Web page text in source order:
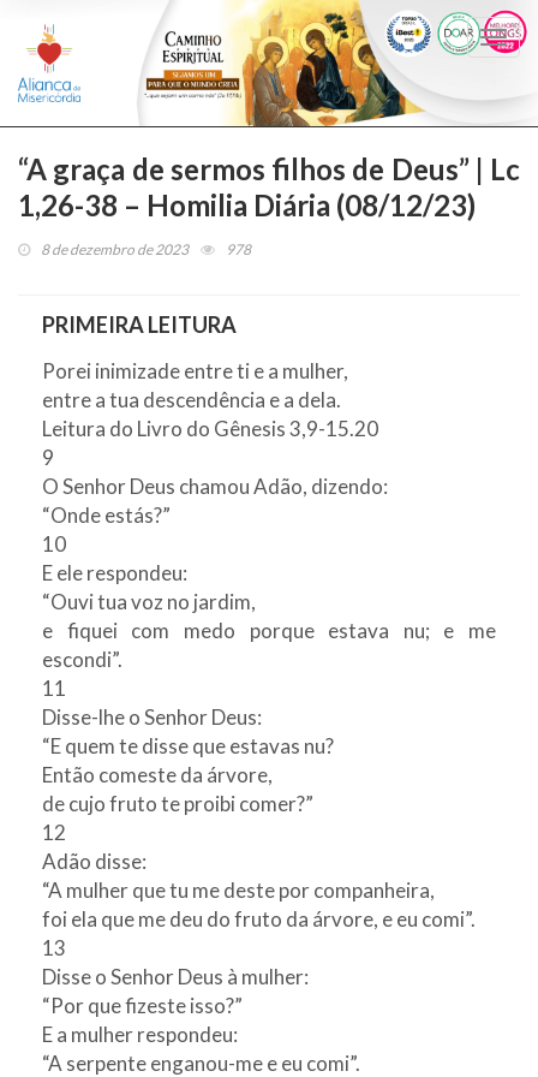
“A graça de sermos filhos de Deus” | Lc
1,26-38 – Homilia Diária (08/12/23)
8 de dezembro de 2023 978
PRIMEIRA LEITURA
Porei inimizade entre ti e a mulher,
entre a tua descendência e a dela.
Leitura do Livro do Gênesis 3,9-15.20
9
O Senhor Deus chamou Adão, dizendo:
“Onde estás?”
10
E ele respondeu:
“Ouvi tua voz no jardim,
e fiquei com medo porque estava nu; e me
escondi”.
11
Disse-lhe o Senhor Deus:
“E quem te disse que estavas nu?
Então comeste da árvore,
de cujo fruto te proibi comer?”
12
Adão disse:
“A mulher que tu me deste por companheira,
foi ela que me deu do fruto da árvore, e eu comi”.
13
Disse o Senhor Deus à mulher:
“Por que fizeste isso?”
E a mulher respondeu:
“A serpente enganou-me e eu comi”.